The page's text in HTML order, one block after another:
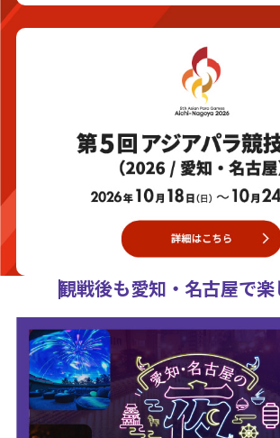
観戦後も愛知・名古屋で楽